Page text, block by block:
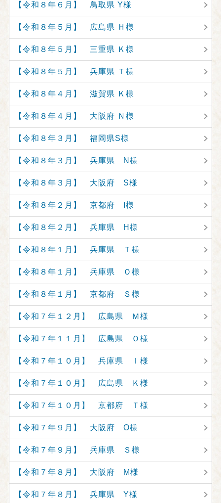
【令和８年６月】 鳥取県 Y様
【令和８年５月】 広島県 Ｈ様
【令和８年５月】 三重県 Ｋ様
【令和８年５月】 兵庫県 Ｔ様
【令和８年４月】 滋賀県 Ｋ様
【令和８年４月】 大阪府 Ｎ様
【令和８年３月】 福岡県S様
【令和８年３月】 兵庫県 N様
【令和８年３月】 大阪府 S様
【令和８年２月】 京都府 I様
【令和８年２月】 兵庫県 H様
【令和８年１月】 兵庫県 Ｔ様
【令和８年１月】 兵庫県 Ｏ様
【令和８年１月】 京都府 Ｓ様
【令和７年１２月】 広島県 Ｍ様
【令和７年１１月】 広島県 Ｏ様
【令和７年１０月】 兵庫県 Ｉ様
【令和７年１０月】 広島県 Ｋ様
【令和７年１０月】 京都府 Ｔ様
【令和７年９月】 大阪府 O様
【令和７年９月】 兵庫県 Ｓ様
【令和７年８月】 大阪府 M様
【令和７年８月】 兵庫県 Y様